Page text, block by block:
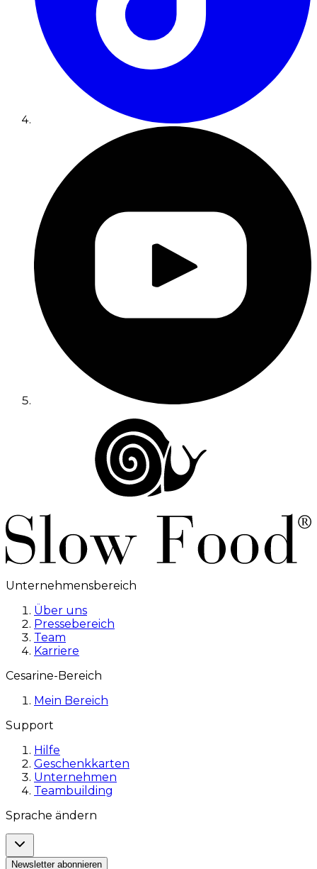
Unternehmensbereich
Über uns
Pressebereich
Team
Karriere
Cesarine-Bereich
Mein Bereich
Support
Hilfe
Geschenkkarten
Unternehmen
Teambuilding
Sprache ändern
Newsletter abonnieren